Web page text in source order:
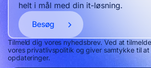
helt i mål med din it-løsning.
Besøg
Tilmeld dig vores nyhedsbrev. Ved at
vores privatlivspolitik og giver samtykke til
opdateringer.